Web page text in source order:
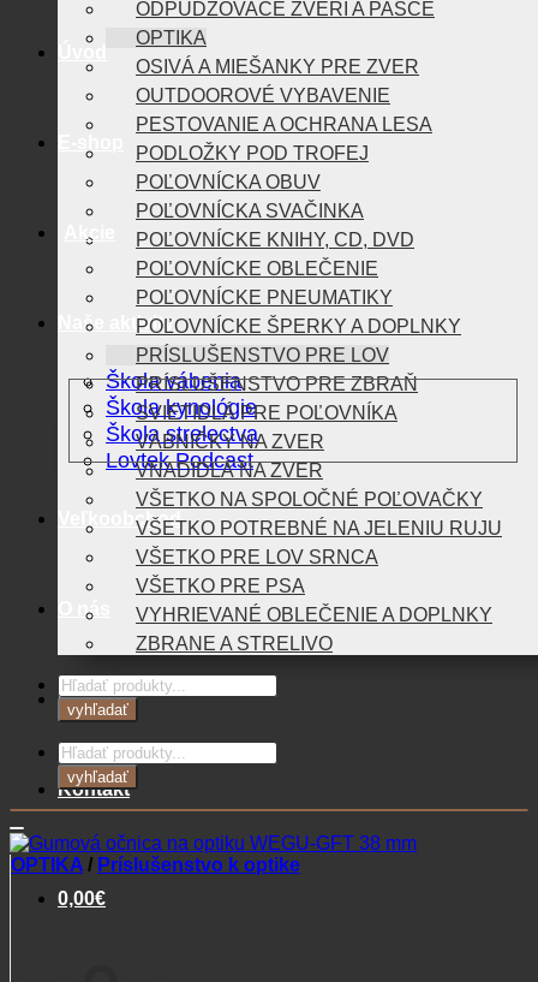
Akcie
Naše aktivity
Škola vábenia
Škola kynológie
Škola strelectva
Lovtek Podcast
Veľkoobchod
O nás
Blog
Kontakt
0,00€
ODPUDZOVAČE ZVERI A PASCE
OPTIKA
OSIVÁ A MIEŠANKY PRE ZVER
OUTDOOROVÉ VYBAVENIE
PESTOVANIE A OCHRANA LESA
PODLOŽKY POD TROFEJ
POĽOVNÍCKA OBUV
POĽOVNÍCKA SVAČINKA
POĽOVNÍCKE KNIHY, CD, DVD
POĽOVNÍCKE OBLEČENIE
POĽOVNÍCKE PNEUMATIKY
POĽOVNÍCKE ŠPERKY A DOPLNKY
PRÍSLUŠENSTVO PRE LOV
PRÍSLUŠENSTVO PRE ZBRAŇ
SVIETIDLÁ PRE POĽOVNÍKA
VÁBNIČKY NA ZVER
VNADIDLÁ NA ZVER
VŠETKO NA SPOLOČNÉ POĽOVAČKY
VŠETKO POTREBNÉ NA JELENIU RUJU
VŠETKO PRE LOV SRNCA
VŠETKO PRE PSA
VYHRIEVANÉ OBLEČENIE A DOPLNKY
ZBRANE A STRELIVO
Products
search
vyhľadať
Products
search
vyhľadať
OPTIKA / Príslušenstvo k optike